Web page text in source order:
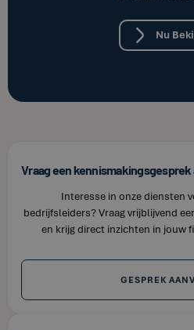
Nu
Vraag een kennismakingsgesprek
Interesse in onze diensten
bedrijfsleiders? Vraag vrijblijvend
en krijg direct inzichten in jouw
GESPREK